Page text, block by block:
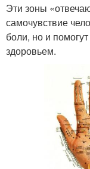
Эти зоны
самочувствие
боли, но и
здоровьем.